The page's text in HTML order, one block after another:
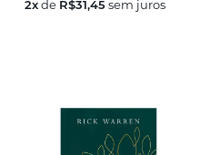
2xde R$31,45sem juros